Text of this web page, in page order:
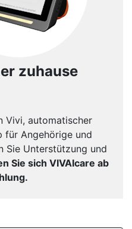
zuhause
Vivi, automatischer
für Angehörige und
Sie Unterstützung und
Sie sich VIVAIcare ab